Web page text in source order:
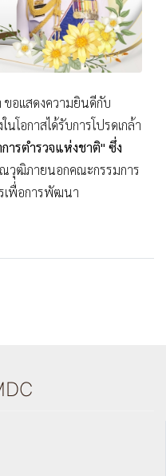
อแสดงความยินดีกับ
ในโอกาสได้รับการโปรดเกล้า
ารตำรวจแห่งชาติ" ซึ่ง
วุฒิภายนอกคณะกรรมการ
เพื่อการพัฒนา